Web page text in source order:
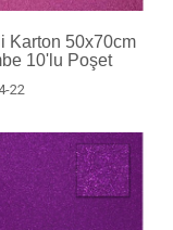
Karton 50x70cm
10'lu Poşet
22